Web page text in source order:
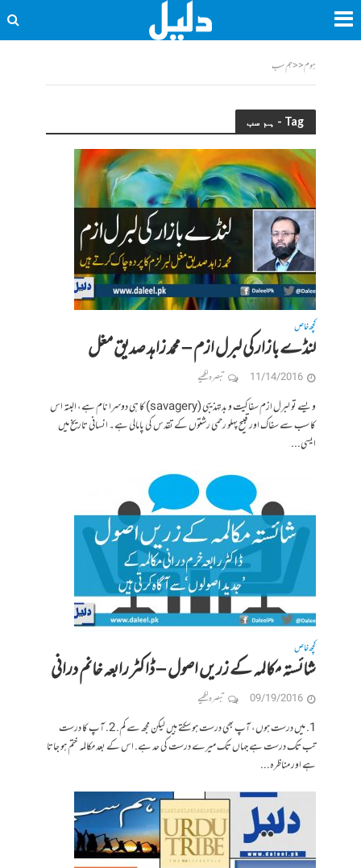
ہوم<<ہم سب
Tag - ہم سب
کچھ خاص
لنڈے بازار کی لبرل ازم – محمد زاہد صدیق مغل
11/14/2016 تبصرہ لکھیے
ویسے تو لبرل ازم سفاکیت و بدتہذیبی (savagery) کا ہی دوسرا نام ہے، البتہ اس
کا سب سے سفاک اور قبیح پہلو رحمی رشتوں کے تقدس کی پامالی ہے۔ انسانی تاریخ میں
ایسی...
کچھ خاص
شائستہ مکالمہ کے زریں اصول – ڈاکٹر رابعہ خانم درانی
09/19/2016 تبصرہ لکھیے
1. میں درست ہوں، آپ بھی درست ہو سکتے ہیں لیکن مجھ سے کم. 2. آپ کا درست
تب تک درست ہے جہاں تک میرے درست کی حد ہے. اس کے بعد مکالمہ ختم ہو جاتا
ہے اور مناظرہ...